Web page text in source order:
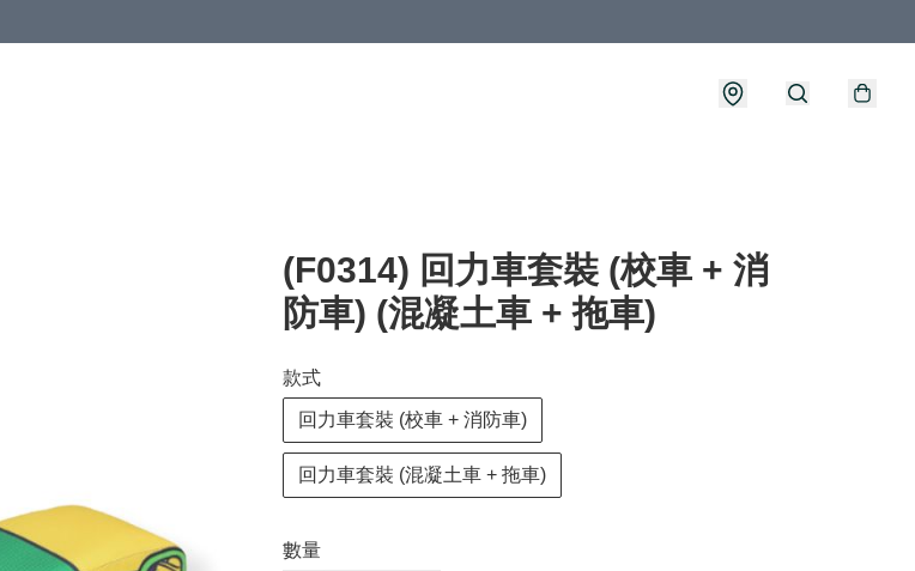
(F0314) 回力車套裝 (校車 + 消
防車) (混凝土車 + 拖車)
款式
回力車套裝 (校車 + 消防車)
回力車套裝 (混凝土車 + 拖車)
數量